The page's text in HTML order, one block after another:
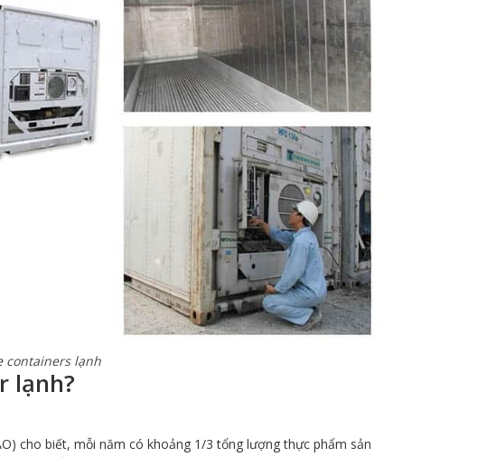
containers lạnh
lạnh?
cho biết, mỗi năm có khoảng 1/3 tổng lượng thực phẩm sản